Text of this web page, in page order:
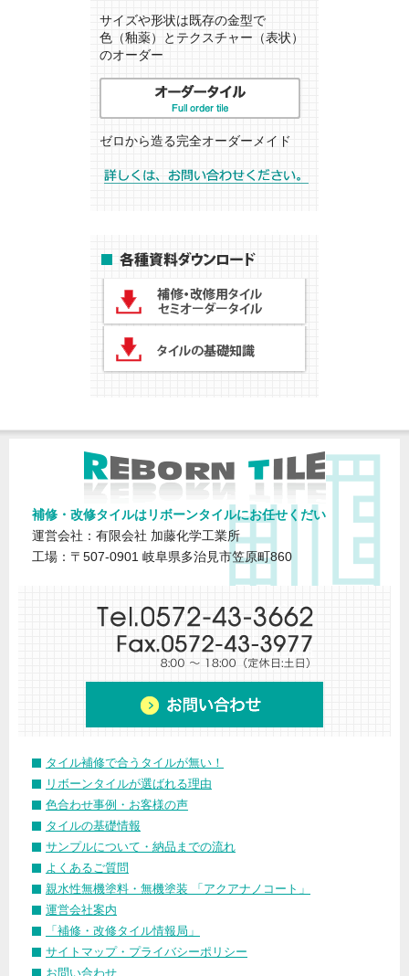
サイズや形状は既存の金型で
色（釉薬）とテクスチャー（表状）
のオーダー
ゼロから造る完全オーダーメイド
補修・改修タイルはリボーンタイルにお任せくだい
運営会社：有限会社 加藤化学工業所
工場：〒507-0901 岐阜県多治見市笠原町860
タイル補修で合うタイルが無い！
リボーンタイルが選ばれる理由
色合わせ事例・お客様の声
タイルの基礎情報
サンプルについて・納品までの流れ
よくあるご質問
親水性無機塗料・無機塗装 「アクアナノコート」
運営会社案内
「補修・改修タイル情報局」
サイトマップ・プライバシーポリシー
お問い合わせ